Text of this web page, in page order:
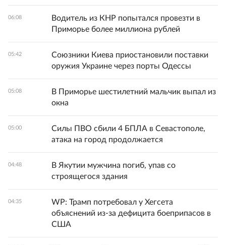
06:08
Водитель из КНР попытался провезти в
Приморье более миллиона рублей
05:42
Союзники Киева приостановили поставки
оружия Украине через порты Одессы
05:08
В Приморье шестилетний мальчик выпал из
окна
05:00
Силы ПВО сбили 4 БПЛА в Севастополе,
атака на город продолжается
04:48
В Якутии мужчина погиб, упав со
строящегося здания
04:35
WP: Трамп потребовал у Хегсета
объяснений из-за дефицита боеприпасов в
США